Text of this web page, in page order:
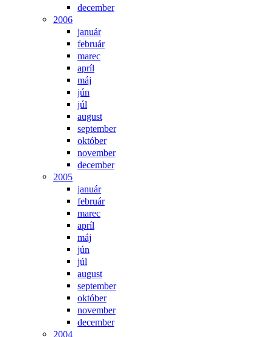
december
2006
január
február
marec
apríl
máj
jún
júl
august
september
október
november
december
2005
január
február
marec
apríl
máj
jún
júl
august
september
október
november
december
2004